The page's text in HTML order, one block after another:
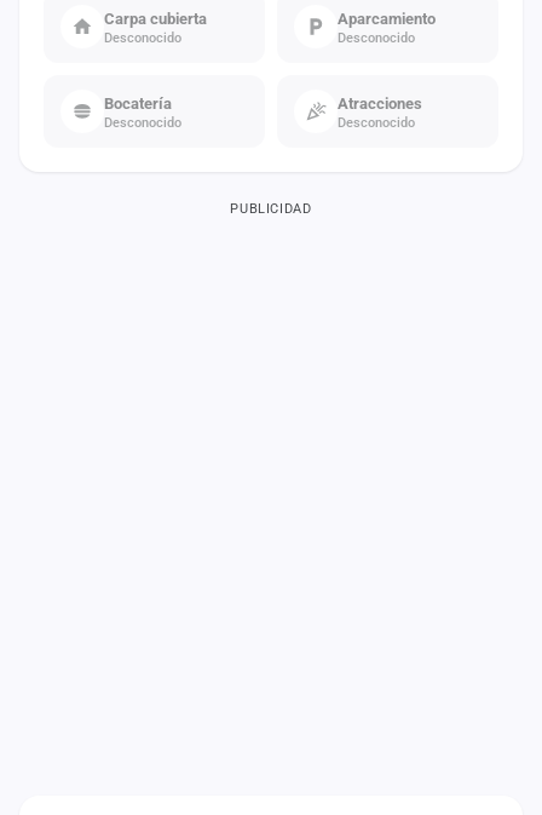
Carpa cubierta
Desconocido
Aparcamiento
Desconocido
Bocatería
Desconocido
Atracciones
Desconocido
PUBLICIDAD